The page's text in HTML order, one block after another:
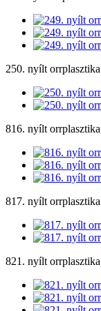
250. nyílt
816. nyílt
817. nyílt
821. nyílt